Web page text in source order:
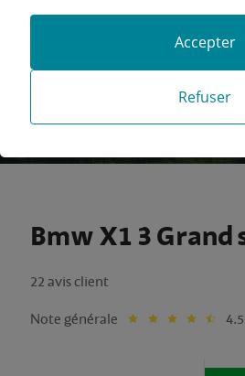
Recherche
Bmw X1 3 Grand
22 avis client
Note générale
Refuser
Accepter